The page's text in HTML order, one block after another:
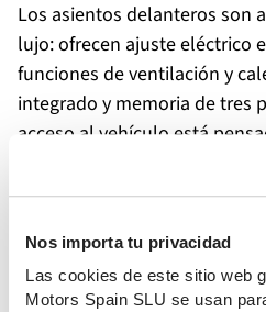
Nos importa tu privacidad
Las cookies de este sitio web
Motors Spain SLU se usan
Los asientos delanteros son
lujo: ofrecen ajuste eléctrico
funciones de ventilación y
integrado y memoria de tres
acceso al vehículo está
gracias a la posición de
asiento automáticamente al
El conductor cuenta con un